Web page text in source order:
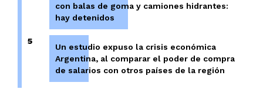
con balas de goma y camiones hidrantes:
hay detenidos
5
Un estudio expuso la crisis económica
Argentina, al comparar el poder de compra
de salarios con otros países de la región